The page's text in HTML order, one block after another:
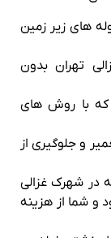
های زیر زمین
تهران بدون
با روش‌ های
و جلوگیری از
در شهرک غزالی
و شما از هزینه‌